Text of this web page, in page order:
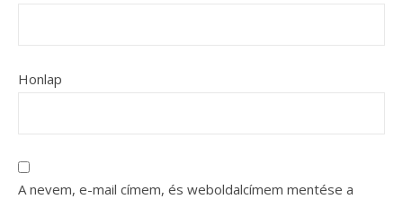
Honlap
A nevem, e-mail címem, és weboldalcímem mentése a